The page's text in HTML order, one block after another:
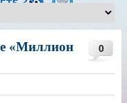
0
«Миллион